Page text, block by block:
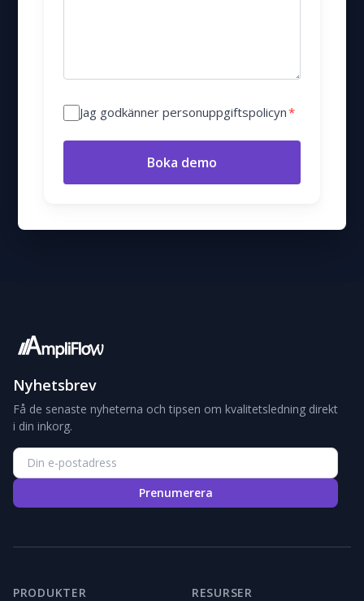
Jag godkänner personuppgiftspolicyn*
Boka demo
Nyhetsbrev
Få de senaste nyheterna och tipsen om kvalitetsledning direkt
i din inkorg.
Prenumerera
PRODUKTER
RESURSER